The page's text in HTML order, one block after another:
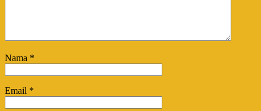
Nama *
Email *